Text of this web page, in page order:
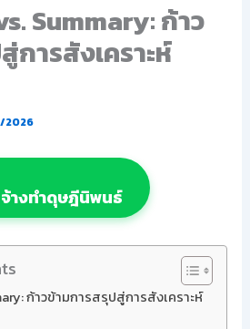
Summary: ก้าว
การสังเคราะห์
2026
จ้างทำดุษฎีนิพนธ์
ก้าวข้ามการสรุปสู่การสังเคราะห์